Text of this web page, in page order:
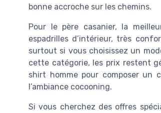
bonne accroche sur les chemins.
Pour le père casanier, la
espadrilles d’intérieur, très
surtout si vous choisissez un
cette catégorie, les prix restent
shirt homme pour composer un
l’ambiance cocooning.
Si vous cherchez des offres